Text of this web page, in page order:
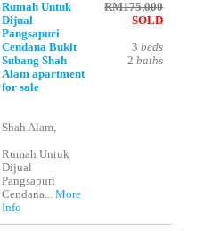
Rumah Untuk
Dijual
Pangsapuri
Cendana Bukit
Subang Shah
Alam apartment
for sale
Shah Alam,
Rumah Untuk
Dijual
Pangsapuri
Cendana...More
Info
RM175,000
SOLD
3 beds
2 baths